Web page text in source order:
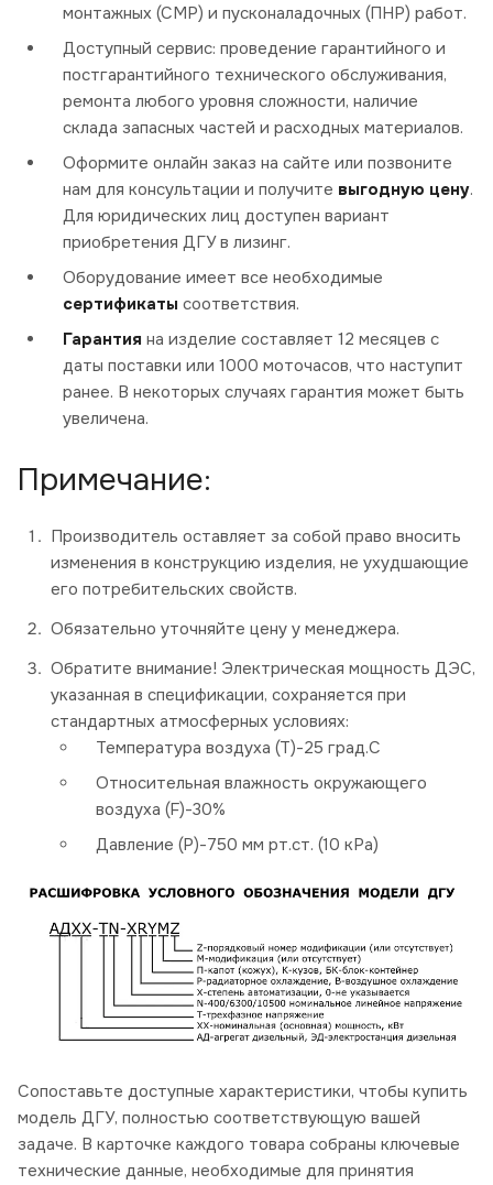
монтажных (СМР) и пусконаладочных (ПНР) работ.
Доступный сервис: проведение гарантийного и
постгарантийного технического обслуживания,
ремонта любого уровня сложности, наличие
склада запасных частей и расходных материалов.
Оформите онлайн заказ на сайте или позвоните
нам для консультации и получите выгодную цену.
Для юридических лиц доступен вариант
приобретения ДГУ в лизинг.
Оборудование имеет все необходимые
сертификаты соответствия.
Гарантия на изделие составляет 12 месяцев с
даты поставки или 1000 моточасов, что наступит
ранее. В некоторых случаях гарантия может быть
увеличена.
Примечание:
Производитель оставляет за собой право вносить
изменения в конструкцию изделия, не ухудшающие
его потребительских свойств.
Обязательно уточняйте цену у менеджера.
Обратите внимание! Электрическая мощность ДЭС,
указанная в спецификации, сохраняется при
стандартных атмосферных условиях:
Температура воздуха (Т)-25 град.С
Относительная влажность окружающего
воздуха (F)-30%
Давление (P)-750 мм рт.ст. (10 кРа)
Сопоставьте доступные характеристики, чтобы купить
модель ДГУ, полностью соответствующую вашей
задаче. В карточке каждого товара собраны ключевые
технические данные, необходимые для принятия